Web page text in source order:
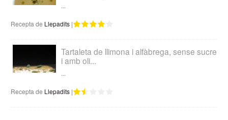
...
Recepta de Llepadits |
Tartaleta de llimona i alfàbrega, sense sucre
i amb oli...
...
Recepta de Llepadits |